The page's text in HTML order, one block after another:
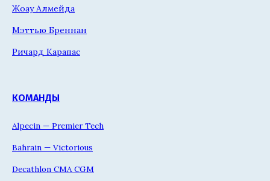
Жоау Алмейда
Мэттью Бреннан
Ричард Карапас
КОМАНДЫ
Alpecin — Premier Tech
Bahrain — Victorious
Decathlon CMA CGM